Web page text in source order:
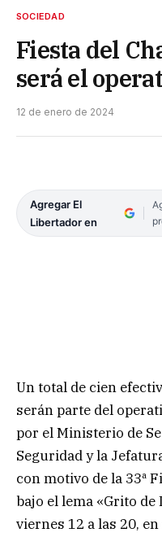
SOCIEDAD
Fiesta del
será el
12 de enero de 2024
Agregar El
Libertador en
Un total de cien
serán parte del
por el Ministerio de
Seguridad y la
con motivo de la 33ª
bajo el lema «Grito de
viernes 12 a las 20,